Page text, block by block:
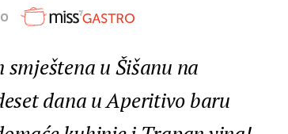
u Šišanu na
dana u Aperitivo baru